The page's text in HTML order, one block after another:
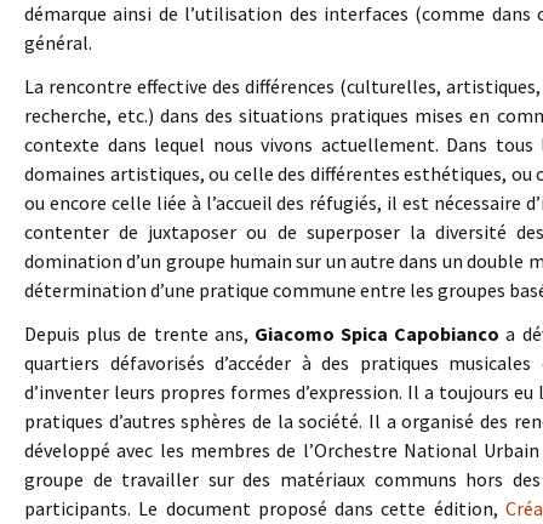
démarque ainsi de l’utilisation des interfaces (comme
général.
La rencontre effective des différences (culturelles,
recherche, etc.) dans des situations pratiques mises en
contexte dans lequel nous vivons actuellement. Dans
domaines artistiques, ou celle des différentes esthétiques,
ou encore celle liée à l’accueil des réfugiés, il est nécessaire
contenter de juxtaposer ou de superposer la diversité
domination d’un groupe humain sur un autre dans un double
détermination d’une pratique commune entre les groupes
Depuis plus de trente ans, Giacomo Spica Capobianco a
quartiers défavorisés d’accéder à des pratiques
d’inventer leurs propres formes d’expression. Il a toujours
pratiques d’autres sphères de la société. Il a organisé des
développé avec les membres de l’Orchestre National
groupe de travailler sur des matériaux communs hors
participants. Le document proposé dans cette édition,